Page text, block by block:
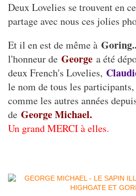
Deux Lovelies se trouvent en
partage avec nous ces jolies
Et il en est de même à
l'honneur de George a été
deux French's Lovelies,
le nom de tous les
comme les autres années
de George Michael.
Un grand MERCI à elles.